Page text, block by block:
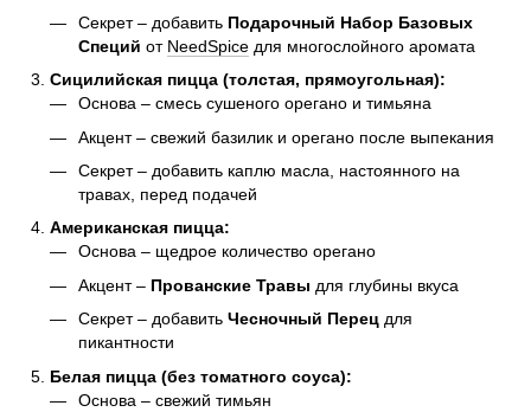
Секрет – добавить Подарочный Набор Базовых
Специй от NeedSpice для многослойного аромата
Сицилийская пицца (толстая, прямоугольная):
Основа – смесь сушеного орегано и тимьяна
Акцент – свежий базилик и орегано после выпекания
Секрет – добавить каплю масла, настоянного на
травах, перед подачей
Американская пицца:
Основа – щедрое количество орегано
Акцент – Прованские Травы для глубины вкуса
Секрет – добавить Чесночный Перец для
пикантности
Белая пицца (без томатного соуса):
Основа – свежий тимьян